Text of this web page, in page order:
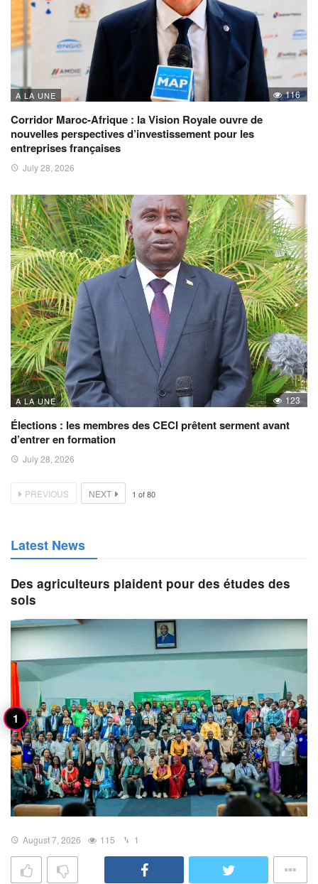
A LA UNE 116
Corridor Maroc-Afrique : la Vision Royale ouvre de
nouvelles perspectives d’investissement pour les
entreprises françaises
July 28, 2026
A LA UNE 123
Élections : les membres des CECI prêtent serment avant
d’entrer en formation
July 28, 2026
PREVIOUS NEXT 1 of80
Latest News
Des agriculteurs plaident pour des études des
sols
August 7, 2026 115 1